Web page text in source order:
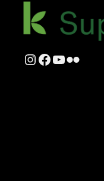
Instagram
Facebook
YouTube
Flickr